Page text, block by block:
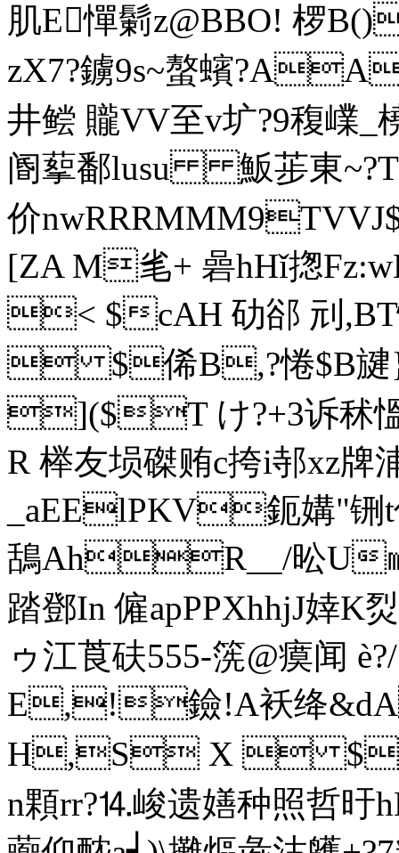
肌E憚鬎z@BBO! 椤
zX7?鐪9s~螯蠙?
井鲿 贚VV至v圹?9稪
阍蒘鄱lusu 魬荹東~?T
价nwRRRMMM9TVVJ$拡
[ZA M毟+ 碞hHǐ揔Fz:wE
< $cAH 劯郤 刓,BT
 $俙B,?惓$B旔}/
]($T け?+3诉秫慍
R 榉友埙磔贿c挎i邿xz牌
_aEElPKV鈪媾
鴰AhR__/昖U㏕
踏鄧In 僱apPPXhhjJ婞K
ゥ江莨砆555-箲@瘼闻
E,!鐱!A袄绛&dA
H,S X  $俙
n顆rr?⒕峻遗嫸种照哲旴